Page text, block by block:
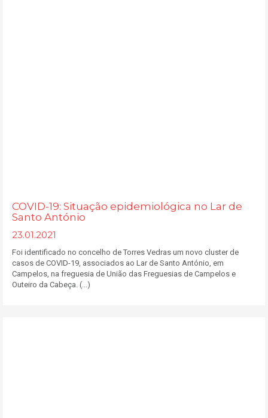
COVID-19: Situação epidemiológica no Lar de
Santo António
23.01.2021
Foi identificado no concelho de Torres Vedras um novo cluster de
casos de COVID-19, associados ao Lar de Santo António, em
Campelos, na freguesia de União das Freguesias de Campelos e
Outeiro da Cabeça. (...)